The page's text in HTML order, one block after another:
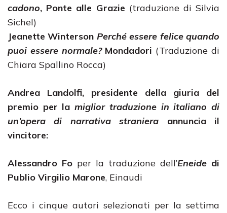
cadono, Ponte alle Grazie (traduzione di Silvia
Sichel)
Jeanette Winterson Perché essere felice quando
puoi essere normale?Mondadori (Traduzione di
Chiara Spallino Rocca)
Andrea Landolfi, presidente della giuria del
premio per la miglior traduzione in italiano di
un’opera di narrativa straniera annuncia il
vincitore:
Alessandro Fo per la traduzione dell’Eneide di
Publio Virgilio Marone, Einaudi
Ecco i cinque autori selezionati per la settima